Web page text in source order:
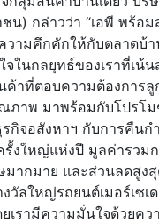
น) กล่าวว่า “เอพี พร้อม
ามคึกคักให้กับตลาดบ้า
ในกลยุทธ์ของเราที่เน้น
ค้าที่ตอบความต้องการลู
ภาพ มาพร้อมกับโปรโม
กิจอสังหาฯ กับการคืนก
รั้งใหญ่แห่งปี มูลค่ารวม
ากมาย และส่วนลดสูง
วัลใหญ่รถยนต์เมอร์เซเ
ยเรามีความมั่นใจด้วยค